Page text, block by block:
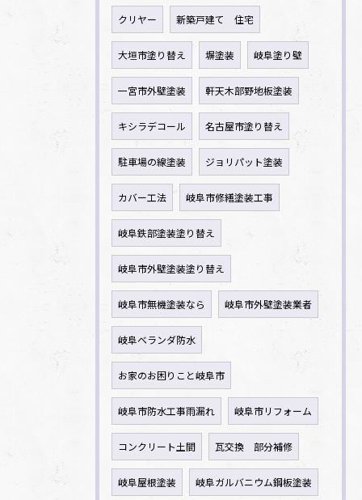
クリヤー 新築戸建て 住宅
大垣市塗り替え 塀塗装 岐阜塗り壁
一宮市外壁塗装 軒天木部野地板塗装
キシラデコール 名古屋市塗り替え
駐車場の線塗装 ジョリパット塗装
カバー工法 岐阜市修繕塗装工事
岐阜鉄部塗装塗り替え
岐阜市外壁塗装塗り替え
岐阜市無機塗装なら 岐阜市外壁塗装業者
岐阜ベランダ防水
お家のお困りこと岐阜市
岐阜市防水工事雨漏れ 岐阜市リフォーム
コンクリート土間 瓦交換 部分補修
岐阜屋根塗装 岐阜ガルバニウム鋼板塗装